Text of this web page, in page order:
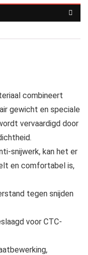
combineert
gewicht en speciale
vervaardigd door
snijwerk, kan het er
en comfortabel is,
tegen snijden
voor CTC-